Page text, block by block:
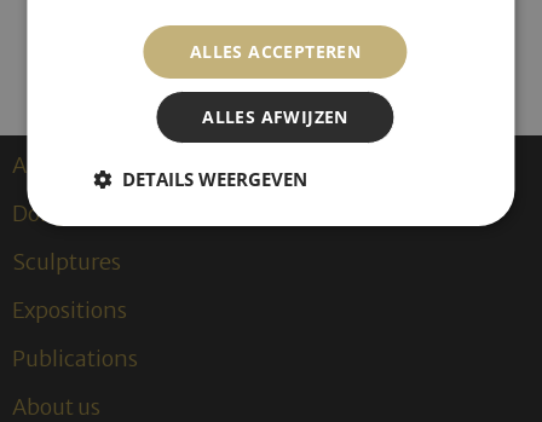
Artists
Dongen, Kees van
Sculptures
Expositions
Publications
About us
ALLES ACCEPTEREN
ALLES AFWIJZEN
DETAILS WEERGEVEN